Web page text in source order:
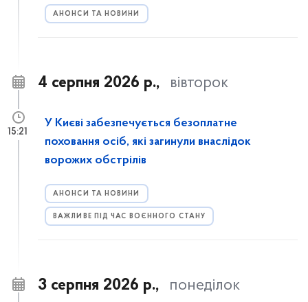
АНОНСИ ТА НОВИНИ
4 серпня 2026 р., вівторок
У Києві забезпечується безоплатне
поховання осіб, які загинули внаслідок
ворожих обстрілів
АНОНСИ ТА НОВИНИ
ВАЖЛИВЕ ПІД ЧАС ВОЄННОГО СТАНУ
15:21
3 серпня 2026 р., понеділок